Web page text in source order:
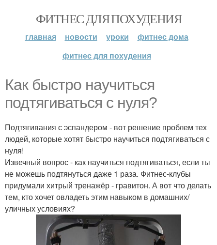
ФИТНЕС ДЛЯ ПОХУДЕНИЯ
главная новости уроки
фитнес дома
фитнес для похудения
Как быстро научиться
подтягиваться с нуля?
Подтягивания с эспандером - вот решение проблем тех
людей, которые хотят быстро научиться подтягиваться с
нуля!
Извечный вопрос - как научиться подтягиваться, если ты
не можешь подтянуться даже 1 раза. Фитнес-клубы
придумали хитрый тренажёр - гравитон. А вот что делать
тем, кто хочет овладеть этим навыком в домашних/
уличных условиях?